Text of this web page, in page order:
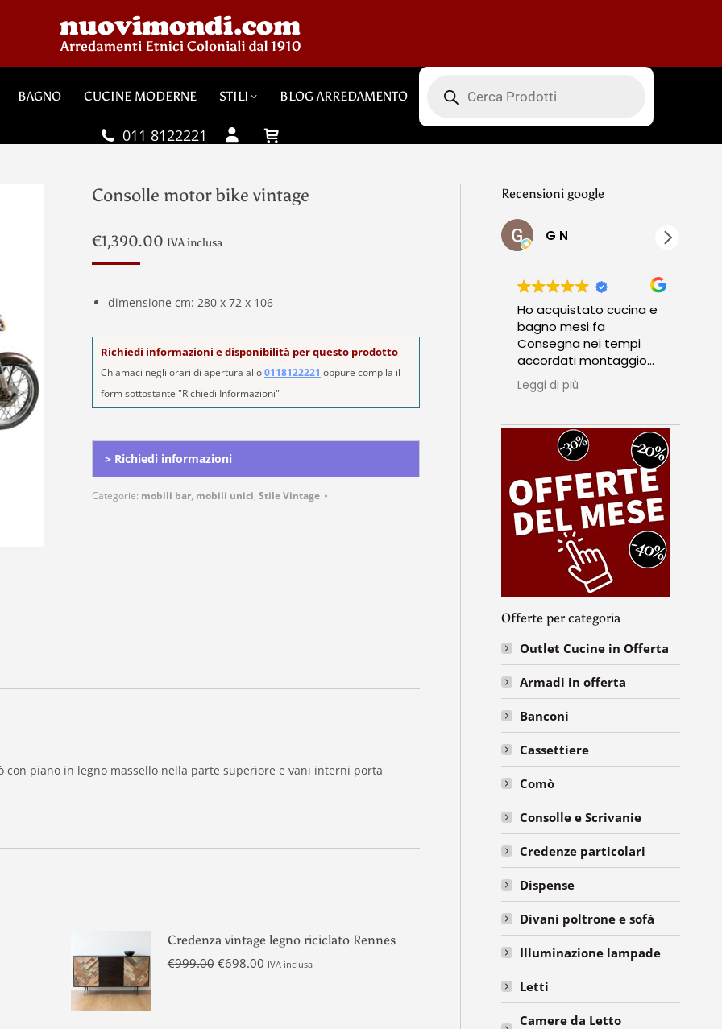
BAGNO CUCINE MODERNE STILI BLOG ARREDAMENTO search
011 8122221
Consolle motor bike vintage
€1,390.00 IVA inclusa
dimensione cm: 280 x 72 x 106
Richiedi informazioni e disponibilità per questo prodotto
Chiamaci negli orari di apertura allo0118122221 oppure compila il
form sottostante "Richiedi Informazioni"
> Richiedi informazioni
Categorie: mobili bar, mobili unici, Stile Vintage
piano in legno massello nella parte superiore e vani interni porta
Credenza vintage legno riciclato Rennes
€999.00 Il
€698.00IlIVA inclusa
Recensioni google
G N
Ho acquistato cucina e
bagno mesi fa
Consegna nei tempi
accordati montaggio
perfetto qualità prezzo
top insomma grazie
Leggi di più
Offerte per categoria
Outlet Cucine in Offerta
Armadi in offerta
Banconi
Cassettiere
Comò
Consolle e Scrivanie
Credenze particolari
Dispense
Divani poltrone e sofà
Illuminazione lampade
Letti
Camere da Letto